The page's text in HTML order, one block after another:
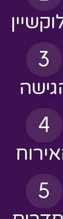
3
הגישה
4
האירוח
5